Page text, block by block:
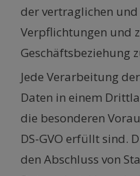
der vertraglichen
Verpflichtungen und
Geschäftsbeziehung
Jede Verarbeitung
Daten in einem
die besonderen
DS-GVO erfüllt sind.
den Abschluss von